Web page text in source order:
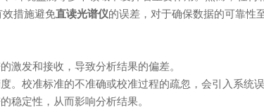
效措施避免直读光谱仪的误差，对于确保数据的可靠性
发和接收，导致分析结果的偏差。
校准标准的不准确或校准过程的疏忽，会引入系统误
定性，从而影响分析结果。